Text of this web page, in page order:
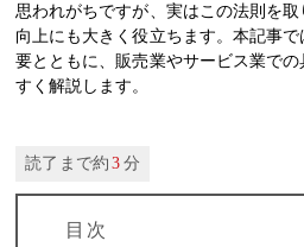
思われがちですが、実はこの法則を
向上にも大きく役立ちます。本記事
要とともに、販売業やサービス業で
すく解説します。
読了まで約 3 分
目次